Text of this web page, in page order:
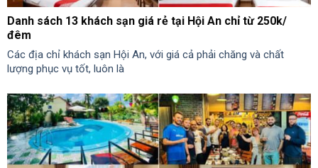
Danh sách 13 khách sạn giá rẻ tại Hội An chỉ từ 250k/
đêm
Các địa chỉ khách sạn Hội An, với giá cả phải chăng và chất
lượng phục vụ tốt, luôn là